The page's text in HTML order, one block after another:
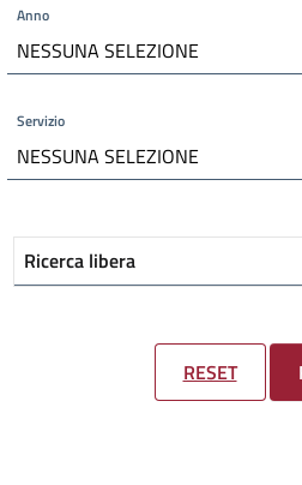
Anno
NESSUNA SELEZIONE
Servizio
NESSUNA SELEZIONE
Ricerca libera
RESET